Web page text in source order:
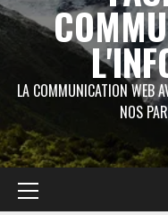
LA COMMUNICATION WEB
NOS
Menu
principal